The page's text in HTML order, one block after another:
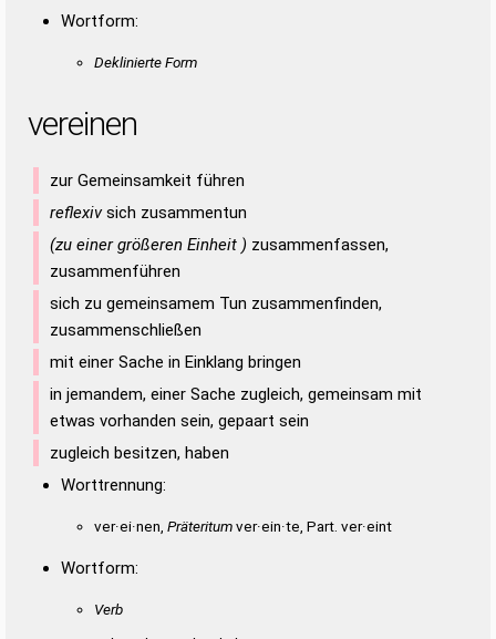
Wortform:
Deklinierte Form
vereinen
zur Gemeinsamkeit führen
reflexivsich zusammentun
(zu einer größeren Einheit ) zusammenfassen,
zusammenführen
sich zu gemeinsamem Tun zusammenfinden,
zusammenschließen
mit einer Sache in Einklang bringen
in jemandem, einer Sache zugleich, gemeinsam mit
etwas vorhanden sein, gepaart sein
zugleich besitzen, haben
Worttrennung:
ver·ei·nen, Präteritumver·ein·te, Part. ver·eint
Wortform:
Verb